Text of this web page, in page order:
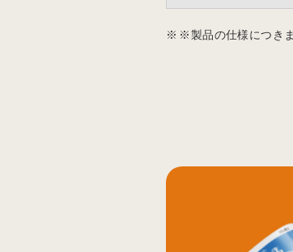
※製品の仕様につき